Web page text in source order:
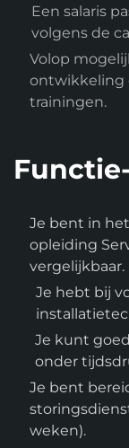
Een salaris
volgens de
Volop
ontwikkeling
trainingen.
Je bent in
opleiding
vergelijkbaar.
Je hebt bij
Je kunt
onder
Je bent
weken).